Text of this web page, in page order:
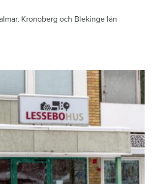
Kronoberg och Blekinge län